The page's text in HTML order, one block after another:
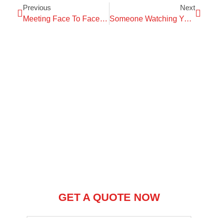
Previous
Meeting Face To Face Is The First Step To Success.
Next
Someone Watching Your Back? We Will Do It For You.
GET A QUOTE NOW